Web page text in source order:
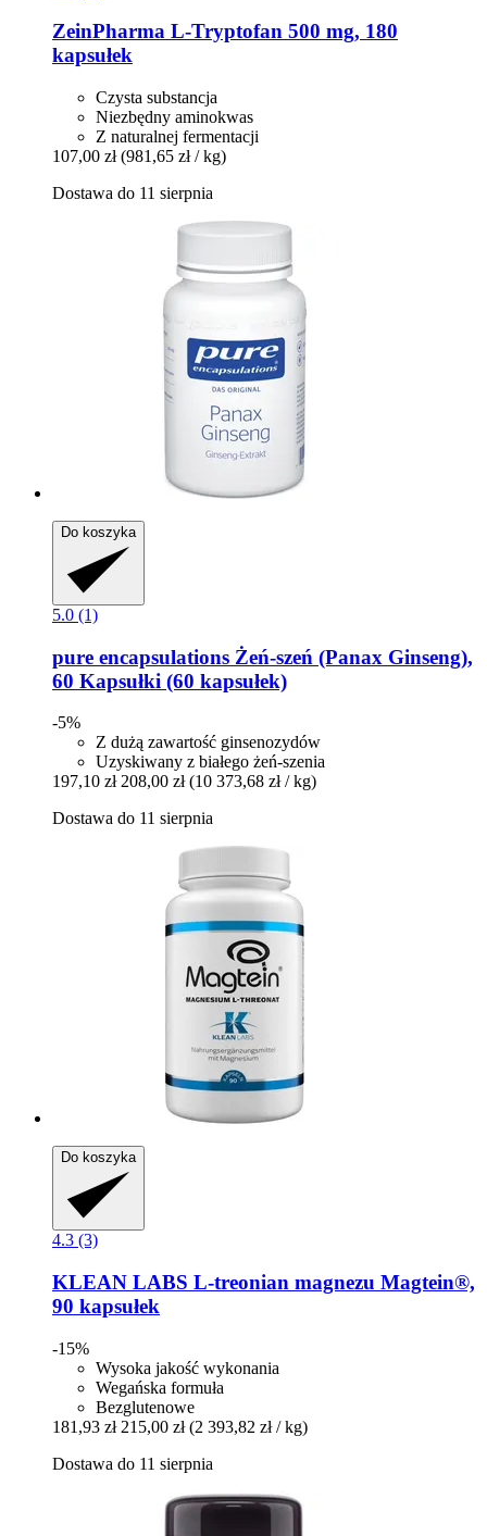
ZeinPharma L-​Tryptofan 500 mg, 180
kapsułek
Czysta substancja
Niezbędny aminokwas
Z naturalnej fermentacji
107,00 zł (981,65 zł / kg)
Dostawa do 11 sierpnia
Do koszyka
5.0 (1)
pure encapsulations Żeń-​szeń (Panax Ginseng),
60 Kapsułki (60 kapsułek)
-5%
Z dużą zawartość ginsenozydów
Uzyskiwany z białego żeń-szenia
197,10 zł 208,00 zł (10 373,68 zł / kg)
Dostawa do 11 sierpnia
Do koszyka
4.3 (3)
KLEAN LABS L-​treonian magnezu Magtein®,
90 kapsułek
-15%
Wysoka jakość wykonania
Wegańska formuła
Bezglutenowe
181,93 zł 215,00 zł (2 393,82 zł / kg)
Dostawa do 11 sierpnia